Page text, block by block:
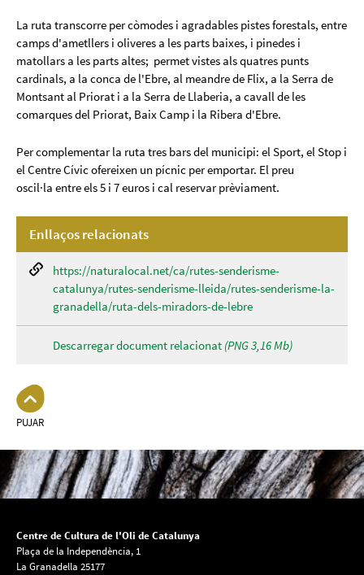
La ruta transcorre per còmodes i agradables pistes forestals, entre
camps d'ametllers i oliveres a les parts baixes, i pinedes i
matollars a les parts altes; permet vistes als quatres punts
cardinals, a la conca de l'Ebre, al meandre de Flix, a la Serra de
Montsant al Priorat i a la Serra de Llaberia, a cavall de les
comarques del Priorat, Baix Camp i la Ribera d'Ebre.
Per complementar la ruta tres bars del municipi: el Sport, el Stop i
el Centre Cívic ofereixen un pícnic per emportar. El preu
oscil·la entre els 5 i 7 euros i cal reservar prèviament.
Enllaços relacionats
https://naturalocal.net/ca/rutes-senderisme-
catalunya/rutes-senderisme-lleida/rutes-senderisme-la-
granadella/ruta-dels-miradors-de-lebre
Descarregar document relacionat (PNG 3,16 Mb)
PUJAR
Centre de Cultura de l'Oli de Catalunya
Plaça de la Independència, 1
La Granadella 25177